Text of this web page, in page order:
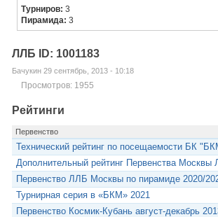
Турниров:3
Пирамида:3
ЛЛБ ID: 1001183
Бачукин 29 сентябрь, 2013 - 10:18
Просмотров: 1955
Рейтинги
Первенство
Технический рейтинг по посещаемости БК
Дополнительный рейтинг Первенства
Первенство ЛЛБ Москвы по пирамиде 2020/
Турнирная серия в «БКМ» 2021
Первенство Космик-Кубань август-декабрь